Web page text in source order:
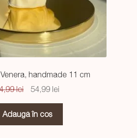
handmade 11 cm
lei
Prețul
a
fost:
54,99 leiPrețul
54,99 lei.
Adaugă în coș